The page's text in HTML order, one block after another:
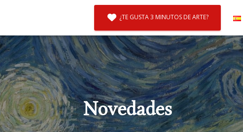
¿TE GUSTA 3 MINUTOS DE ARTE?
Novedades